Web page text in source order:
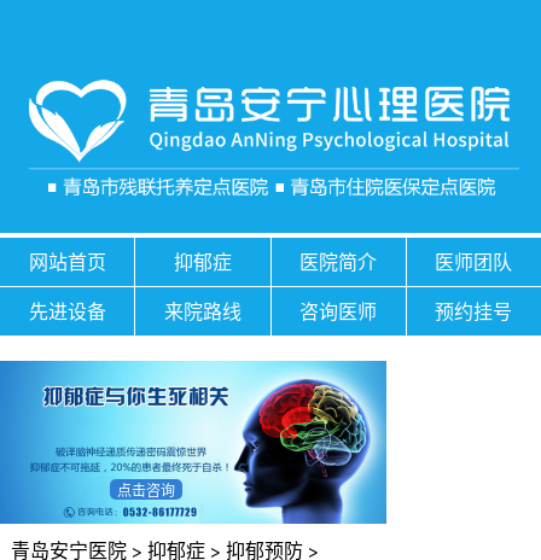
网站首页 抑郁症 医院简介
医师团队
先进设备
来院路线 咨询医师 预约挂号
点击咨询
青岛安宁医院> 抑郁症> 抑郁预防>